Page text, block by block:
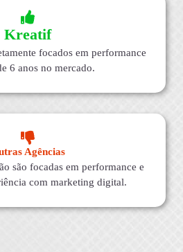
Kreatif
focados em performance
6 anos no mercado.
Agências
são focadas em performance e
com marketing digital.